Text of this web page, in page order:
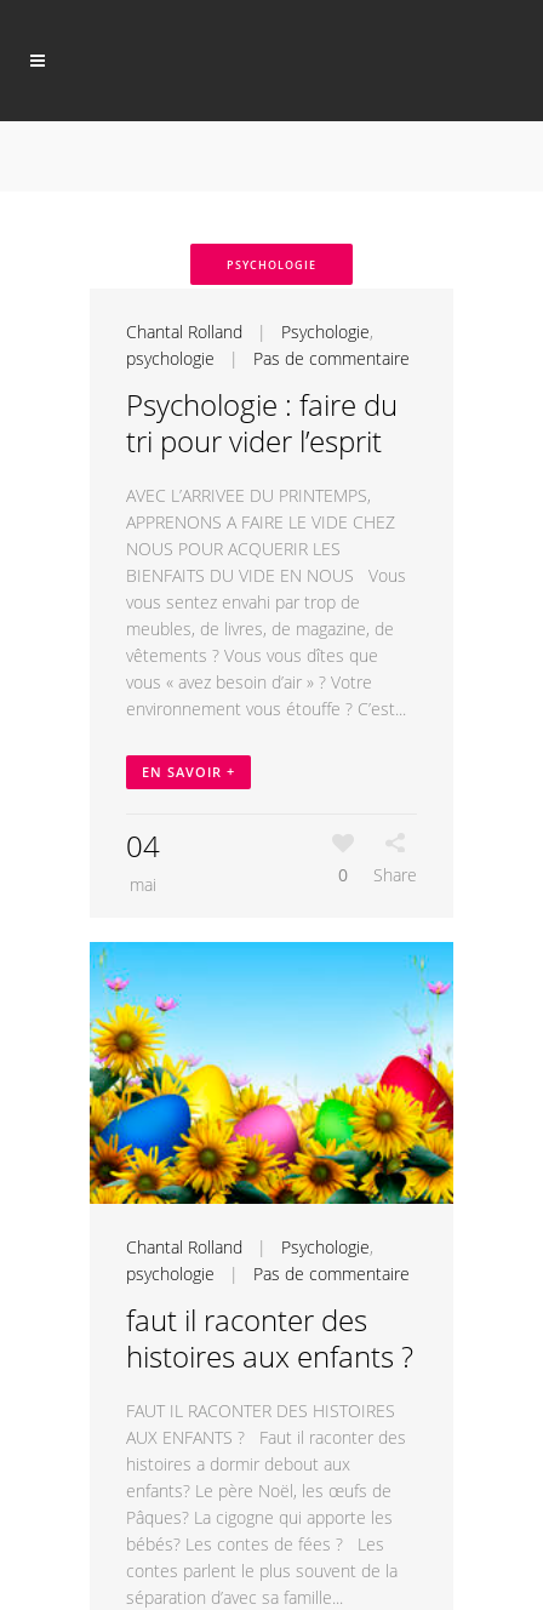
PSYCHOLOGIE
Chantal Rolland | Psychologie,
psychologie | Pas de commentaire
Psychologie : faire du
tri pour vider l’esprit
AVEC L’ARRIVEE DU PRINTEMPS,
APPRENONS A FAIRE LE VIDE CHEZ
NOUS POUR ACQUERIR LES
BIENFAITS DU VIDE EN NOUS Vous
vous sentez envahi par trop de
meubles, de livres, de magazine, de
vêtements ? Vous vous dîtes que
vous « avez besoin d’air » ? Votre
environnement vous étouffe ? C’est...
EN SAVOIR +
04
mai 0 Share
Chantal Rolland | Psychologie,
psychologie | Pas de commentaire
faut il raconter des
histoires aux enfants ?
FAUT IL RACONTER DES HISTOIRES
AUX ENFANTS ? Faut il raconter des
histoires a dormir debout aux
enfants? Le père Noël, les œufs de
Pâques? La cigogne qui apporte les
bébés? Les contes de fées ? Les
contes parlent le plus souvent de la
séparation d’avec sa famille...